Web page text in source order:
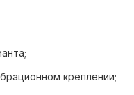
креплении;